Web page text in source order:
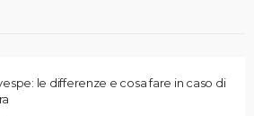
le differenze e cosa fare in caso di